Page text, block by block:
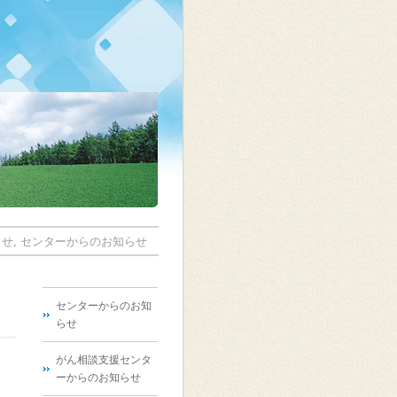
センターからのお知らせ
センターからのお知
らせ
がん相談支援センタ
ーからのお知らせ